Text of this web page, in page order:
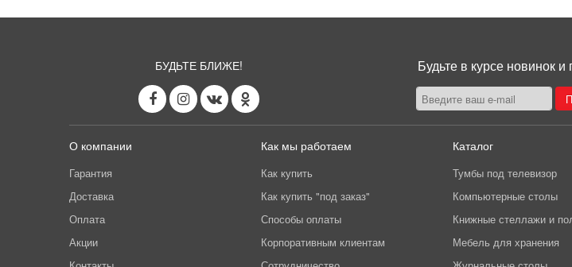
БУДЬТЕ БЛИЖЕ! Будьте в курсе новинок
О компании
Гарантия
Доставка
Оплата
Акции
Как мы работаем
Как купить
Как купить "под заказ"
Способы оплаты
Корпоративным клиентам
Каталог
Тумбы под телевизор
Компьютерные столы
Книжные стеллажи и
Мебель для хранения